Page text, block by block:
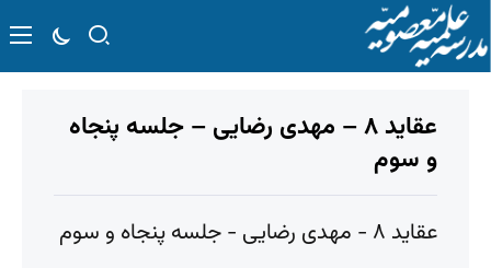
عقاید ۸ – مهدی رضایی – جلسه پنجاه
و سوم
عقاید ۸ - مهدی رضایی - جلسه پنجاه و سوم